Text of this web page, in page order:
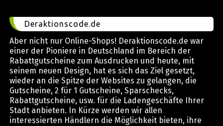
Deraktionscode.de
Aber nicht nur Online-Shops! Deraktionscode.de war
einer der Pioniere in Deutschland im Bereich der
Rabattgutscheine zum Ausdrucken und heute, mit
seinem neuen Design, hat es sich das Ziel gesetzt,
wieder an die Spitze der Websites zu gelangen, die
Gutscheine, 2 für 1 Gutscheine, Sparschecks,
Rabattgutscheine, usw. für die Ladengeschäfte Ihrer
Stadt anbieten. In Kürze werden wir allen
interessierten Händlern die Möglichkeit bieten, ihre